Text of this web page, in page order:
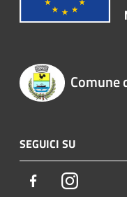
Comune
SEGUICI SU
FacebookInstagram